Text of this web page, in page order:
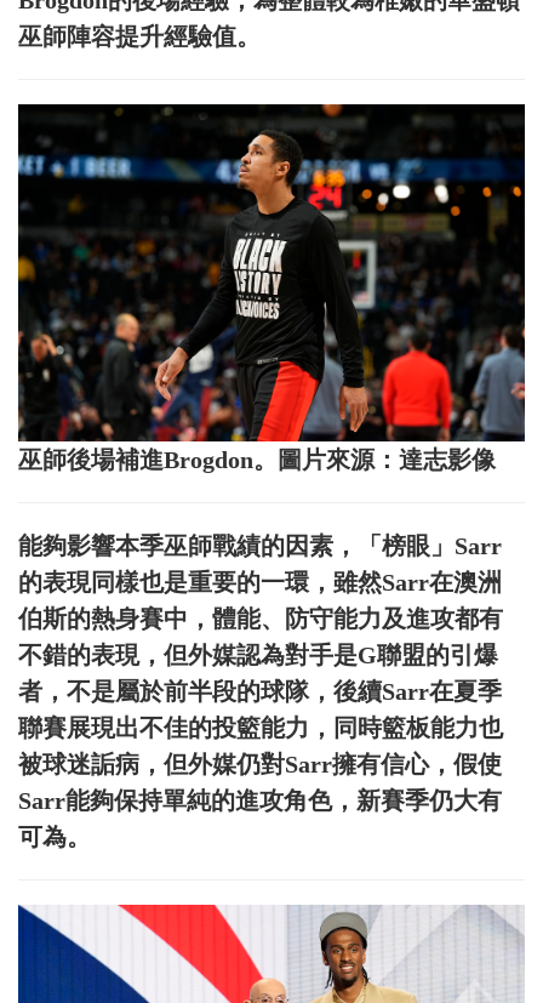
巫師陣容提升經驗值。
巫師後場補進Brogdon。圖片來源：達志影像
能夠影響本季巫師戰績的因素，「榜眼」Sarr
的表現同樣也是重要的一環，雖然Sarr在澳洲
伯斯的熱身賽中，體能、防守能力及進攻都有
不錯的表現，但外媒認為對手是G聯盟的引爆
者，不是屬於前半段的球隊，後續Sarr在夏季
聯賽展現出不佳的投籃能力，同時籃板能力也
被球迷詬病，但外媒仍對Sarr擁有信心，假使
Sarr能夠保持單純的進攻角色，新賽季仍大有
可為。